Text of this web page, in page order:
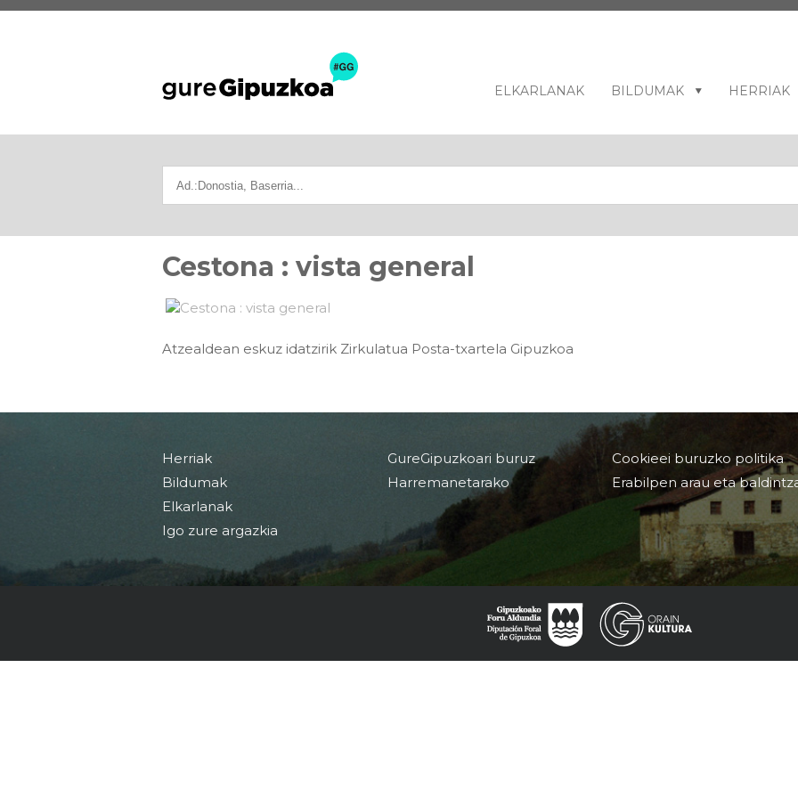
ELKARLANAK BILDUMAK HERRIAK
Cestona : vista general
Atzealdean eskuz idatzirik Zirkulatua Posta-txartela Gipuzkoa
Herriak
Bildumak
Elkarlanak
Igo zure argazkia
GureGipuzkoari buruz
Harremanetarako
Cookieei buruzko politika
Erabilpen arau eta